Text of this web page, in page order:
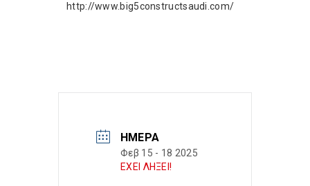
http://www.big5constructsaudi.com/
ΗΜΈΡΑ
Φεβ 15 - 18 2025
ΕΧΕΙ ΛΗΞΕΙ!